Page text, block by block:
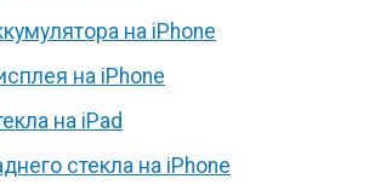
на iPhone
на iPhone
на iPad
стекла на iPhone